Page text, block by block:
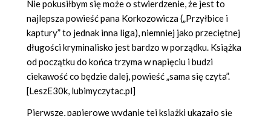
Nie pokusiłbym się może o stwierdzenie, że jest to
najlepsza powieść pana Korkozowicza („Przyłbice i
kaptury” to jednak inna liga), niemniej jako przeciętnej
długości kryminalisko jest bardzo w porządku. Książka
od początku do końca trzyma w napięciu i budzi
ciekawość co będzie dalej, powieść „sama się czyta”.
[LeszE30k, lubimyczytac.pl]
Pierwsze, papierowe wydanie tej książki ukazało się